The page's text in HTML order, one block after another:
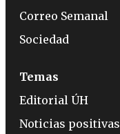
Correo Semanal
Sociedad
Temas
Editorial ÚH
Noticias positivas